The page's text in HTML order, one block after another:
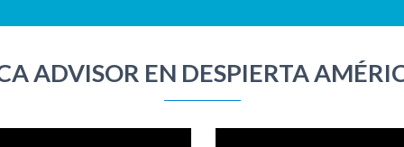
ADVISOR EN DESPIERTA